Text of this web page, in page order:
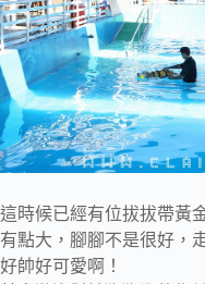
這時候已經有位拔拔帶黃
有點大，腳腳不是很好，
好帥好可愛啊！